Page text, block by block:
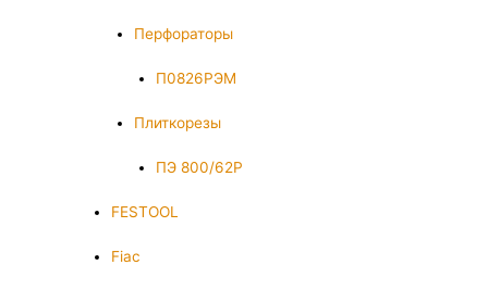
Перфораторы
П0826РЭМ
Плиткорезы
ПЭ 800/62Р
FESTOOL
Fiac